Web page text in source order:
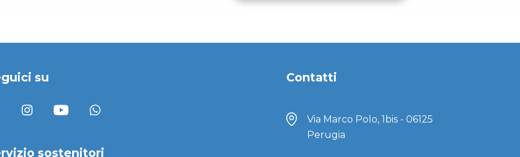
su
sostenitori
Contatti
Via Marco Polo, 1bis - 06125
Perugia